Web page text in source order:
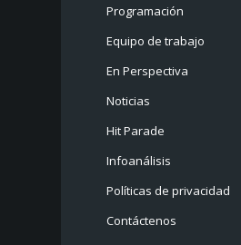
Programación
Equipo de trabajo
En Perspectiva
Noticias
Hit Parade
Infoanálisis
Políticas de privacidad
Contáctenos